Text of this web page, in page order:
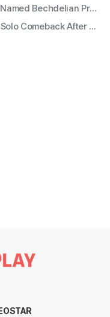
'Hanran' Director Ha Myung-mi Named Bechdelian Producer of the Year for Yeongdeokdang Hall
OH MY GIRL’s Mimi Launches a Solo Comeback After 11 Years With First Single ‘Bish Bash Bosh’
STAR